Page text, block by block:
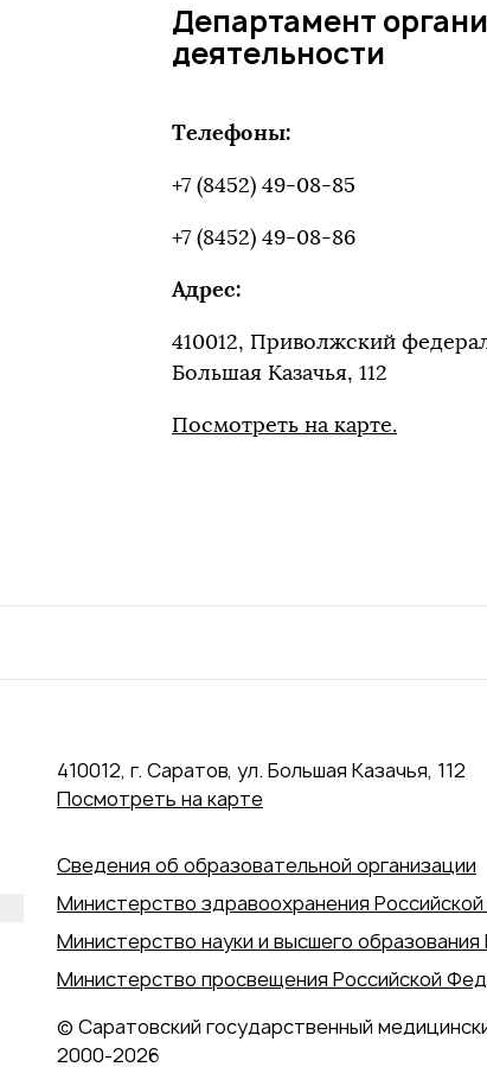
Департамент
деятельности
Телефоны:
+7 (8452) 49-08-85
+7 (8452) 49-08-86
Адрес:
410012, Приволжский
Большая Казачья, 112
Посмотреть на карте.
410012, г. Саратов, ул. Большая Казачья, 112
Посмотреть на карте
Сведения об образовательной организации
Министерство здравоохранения
Министерство науки и высшего
Министерство просвещения Российской
© Саратовский государственный
2000‑2026